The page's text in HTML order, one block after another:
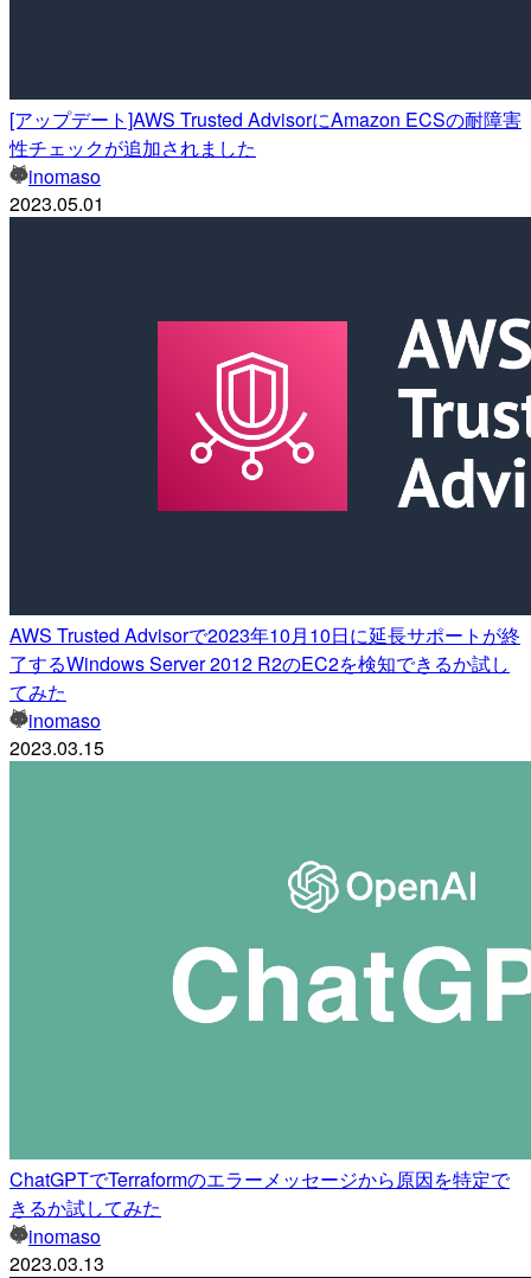
[アップデート]AWS Trusted AdvisorにAmazon ECSの耐障害
性チェックが追加されました
inomaso
2023.05.01
AWS Trusted Advisorで2023年10月10日に延長サポートが終
了するWindows Server 2012 R2のEC2を検知できるか試し
てみた
inomaso
2023.03.15
ChatGPTでTerraformのエラーメッセージから原因を特定で
きるか試してみた
inomaso
2023.03.13